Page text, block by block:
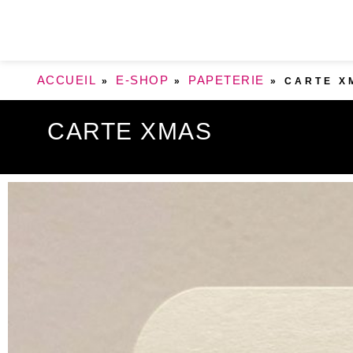
ACCUEIL » E-SHOP » PAPETERIE » CARTE
CARTE XMAS